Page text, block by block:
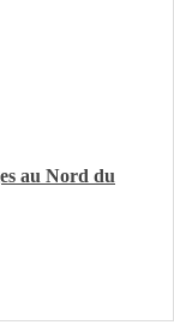
au Nord du